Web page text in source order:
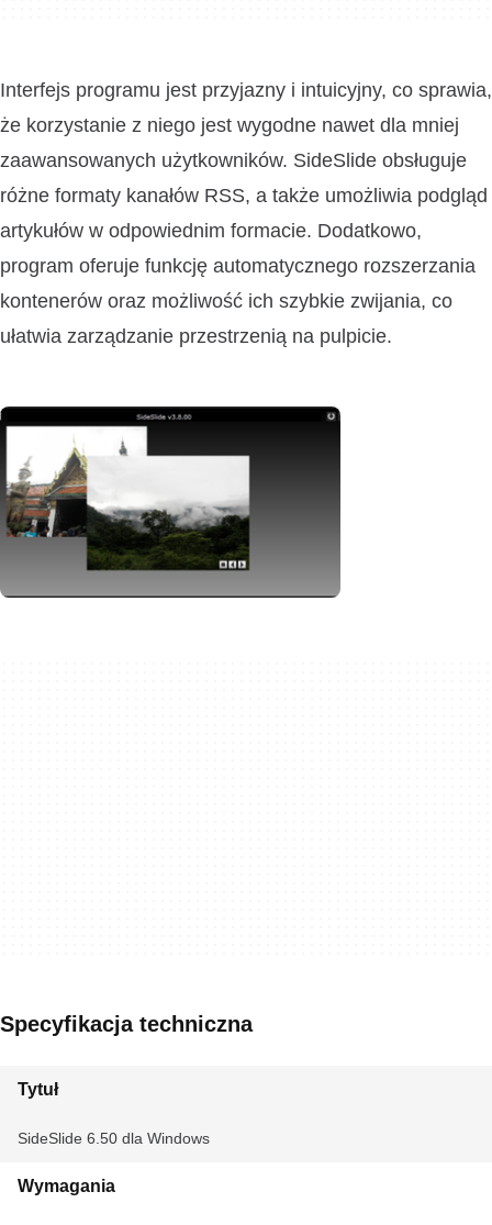
Interfejs programu jest przyjazny i intuicyjny, co sprawia,
że korzystanie z niego jest wygodne nawet dla mniej
zaawansowanych użytkowników. SideSlide obsługuje
różne formaty kanałów RSS, a także umożliwia podgląd
artykułów w odpowiednim formacie. Dodatkowo,
program oferuje funkcję automatycznego rozszerzania
kontenerów oraz możliwość ich szybkie zwijania, co
ułatwia zarządzanie przestrzenią na pulpicie.
Specyfikacja techniczna
Tytuł
SideSlide 6.50 dla Windows
Wymagania